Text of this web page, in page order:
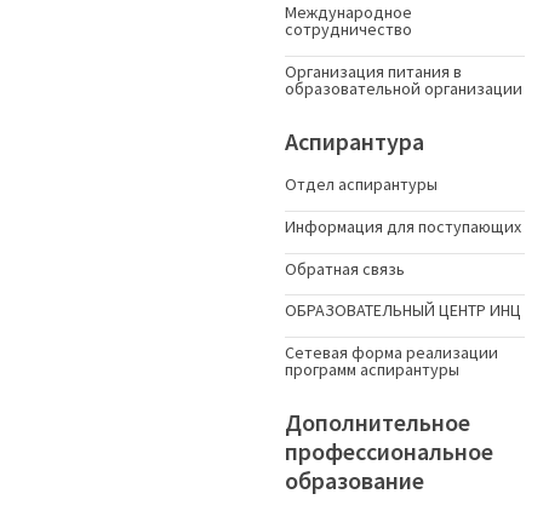
Международное
сотрудничество
Организация питания в
образовательной организации
Аспирантура
Отдел аспирантуры
Информация для поступающих
Обратная связь
ОБРАЗОВАТЕЛЬНЫЙ ЦЕНТР ИНЦ
Сетевая форма реализации
программ аспирантуры
Дополнительное
профессиональное
образование